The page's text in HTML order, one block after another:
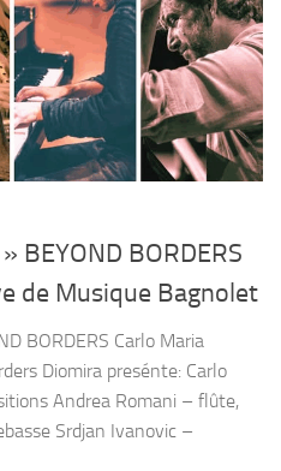
BEYOND BORDERS
de Musique Bagnolet
BORDERS Carlo Maria
Diomira presénte: Carlo
Andrea Romani – flûte,
Srdjan Ivanovic –